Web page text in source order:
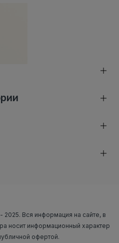
2025. Вся информация на сайте, в
носит информационный характер
офертой.